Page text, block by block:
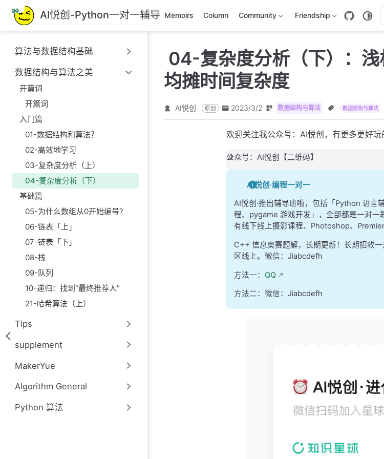
跳
至
主
要
內
容
AI悦创-Python一对一辅导 Memoirs Column Community Friendship
算法与数据结构基础
数据结构与算法之美
开篇词
开篇词
入门篇
01-数据结构和算法？
02-高效地学习
03-复杂度分析（上）
04-复杂度分析（下）
基础篇
05-为什么数组从0开始编号?
06-链表「上」
07-链表「下」
08-栈
09-队列
10-递归：找到“最终推荐人”
21-哈希算法（上）
Tips
supplement
MakerYue
Algorithm General
Python 算法
04-复杂度分析（下）：浅
均摊时间复杂度
AI悦创 原创 2023/3/2 数据结构与算法 数据结构与算法
欢迎关注我公众号：AI悦创，有更多更好玩
公众号：AI悦创【二维码】
AI悦创·编程一对一
AI悦创·推出辅导班啦，包括「Python 语言
程、pygame 游戏开发」，全部都是一对
有线下线上摄影课程、Photoshop、
C++ 信息奥赛题解，长期更新！长期招收
区线上。微信：Jiabcdefh
方法一： QQ
方法二：微信：Jiabcdefh